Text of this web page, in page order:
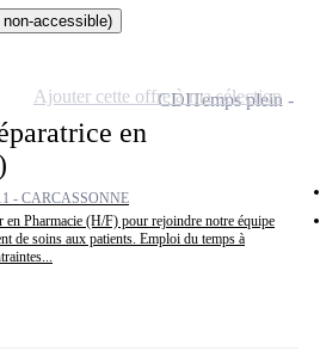
accessible)
en
- CARCASSONNE
en Pharmacie (H/F) pour rejoindre notre équipe
de soins aux patients. Emploi du temps à
CDITemps plein
Ajouter cette offre à ma sélection